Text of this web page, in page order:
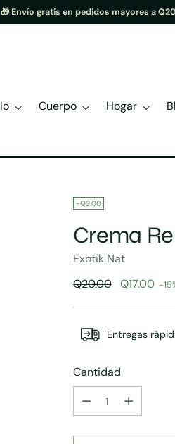
🎁 Envío gratis en pedidos mayores a
Cuerpo Hogar
-Q3.00
Crema
Exotik Nat
Precio
Q20.00 Q17.00 -
Entregas
Cantidad
Cantidad